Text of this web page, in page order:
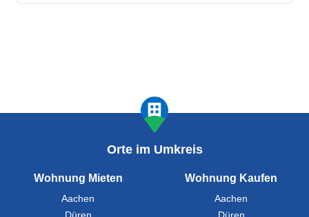
Orte im Umkreis
Wohnung Mieten
Aachen
Wohnung Kaufen
Aachen